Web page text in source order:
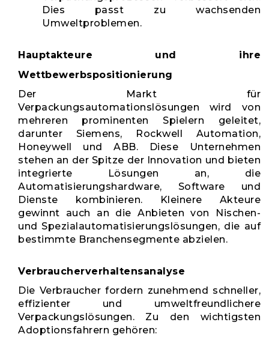
Dies passt zu wachsenden
Umweltproblemen.
Hauptakteure und ihre
Wettbewerbspositionierung
Der Markt für
Verpackungsautomationslösungen wird von
mehreren prominenten Spielern geleitet,
darunter Siemens, Rockwell Automation,
Honeywell und ABB. Diese Unternehmen
stehen an der Spitze der Innovation und bieten
integrierte Lösungen an, die
Automatisierungshardware, Software und
Dienste kombinieren. Kleinere Akteure
gewinnt auch an die Anbieten von Nischen-
und Spezialautomatisierungslösungen, die auf
bestimmte Branchensegmente abzielen.
Verbraucherverhaltensanalyse
Die Verbraucher fordern zunehmend schneller,
effizienter und umweltfreundlichere
Verpackungslösungen. Zu den wichtigsten
Adoptionsfahrern gehören: